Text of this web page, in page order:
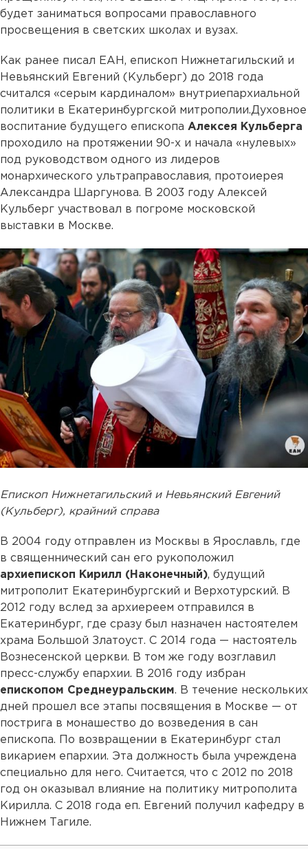
будет заниматься вопросами православного
просвещения в светских школах и вузах.
Как ранее писал ЕАН, епископ Нижнетагильский и
Невьянский Евгений (Кульберг) до 2018 года
считался «серым кардиналом» внутриепархиальной
политики в Екатеринбургской митрополии.Духовное
воспитание будущего епископа Алексея Кульберга
проходило на протяжении 90-х и начала «нулевых»
под руководством одного из лидеров
монархического ультраправославия, протоиерея
Александра Шаргунова. В 2003 году Алексей
Кульберг участвовал в погроме московской
выставки в Москве.
Епископ Нижнетагильский и Невьянский Евгений
(Кульберг), крайний справа
В 2004 году отправлен из Москвы в Ярославль, где
в священнический сан его рукоположил
архиепископ Кирилл (Наконечный), будущий
митрополит Екатеринбургский и Верхотурский. В
2012 году вслед за архиереем отправился в
Екатеринбург, где сразу был назначен настоятелем
храма Большой Златоуст. С 2014 года — настоятель
Вознесенской церкви. В том же году возглавил
пресс-службу епархии. В 2016 году избран
епископом Среднеуральским. В течение нескольких
дней прошел все этапы посвящения в Москве — от
пострига в монашество до возведения в сан
епископа. По возвращении в Екатеринбург стал
викарием епархии. Эта должность была учреждена
специально для него. Считается, что с 2012 по 2018
год он оказывал влияние на политику митрополита
Кирилла. С 2018 года еп. Евгений получил кафедру в
Нижнем Тагиле.